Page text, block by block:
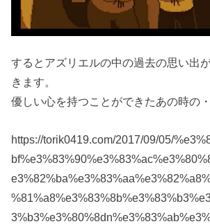
するとアズリエルの中の過去の思い出
きます。
優しい心を持つことができたあの時の・
https://torik0419.com/2017/09/05/